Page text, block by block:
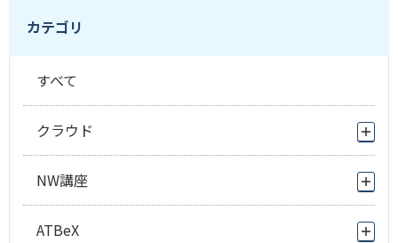
カテゴリ
すべて
クラウド
NW講座
ATBeX